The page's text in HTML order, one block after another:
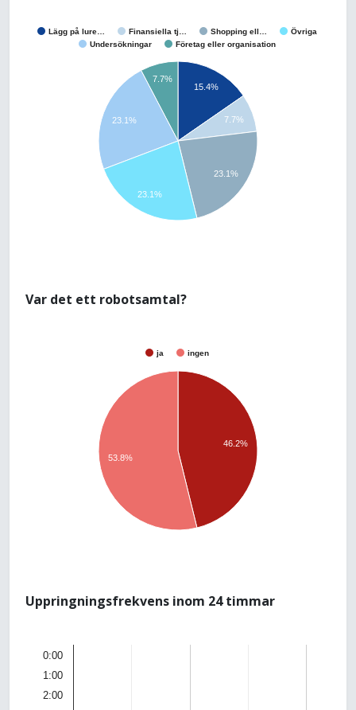
Lägg på lure… Finansiella tj… Shopping ell…
Övriga
Undersökningar
Företag eller organisation
15.4%
7.7%
23.1%
7.7%
23.1%
23.1%
Var det ett robotsamtal?
ja ingen
46.2%
53.8%
Uppringningsfrekvens inom 24 timmar
0:00
1:00
2:00